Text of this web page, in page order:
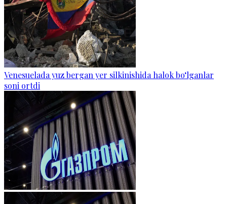
Venesuelada yuz bergan yer silkinishida halok bo‘lganlar
soni ortdi